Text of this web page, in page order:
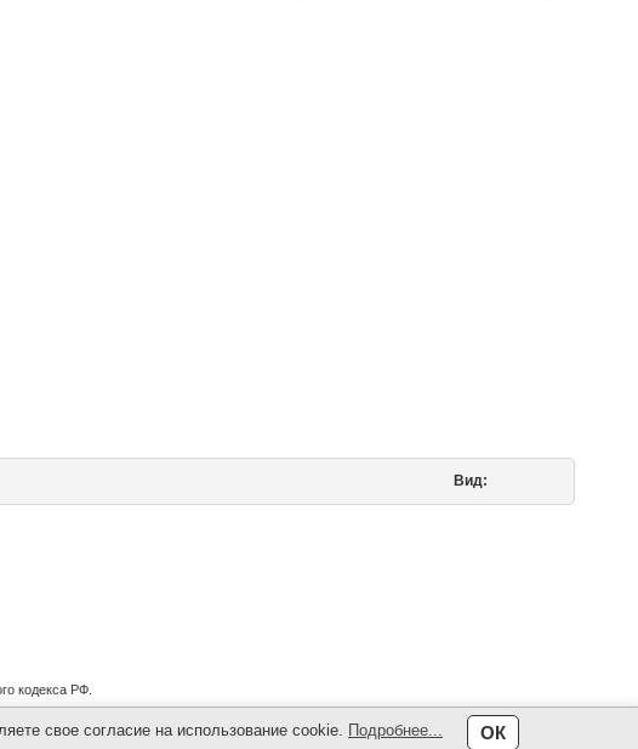
Вид:
кодекса РФ.
Политика конфиденциальности и cookies
свое согласие на использование cookie. Подробнее... ОК